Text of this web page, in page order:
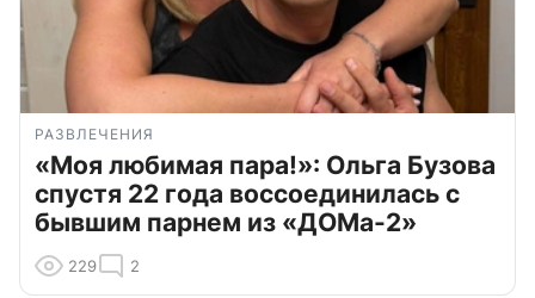
РАЗВЛЕЧЕНИЯ
«Моя любимая пара!»: Ольга Бузова
спустя 22 года воссоединилась с
бывшим парнем из «ДОМа-2»
229 2